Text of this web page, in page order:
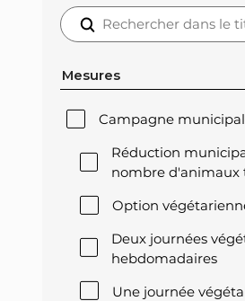
Mesures
Campagne
Réduction
nombre d'animaux
Option
Deux journées
hebdomadaires
Une journée